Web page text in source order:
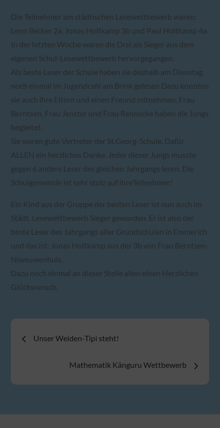
Die Teilnehmer am städtischen Lesewettbewerb waren:
Leon Becker 2a, Jonas Holtkamp 3b und Paul Holtkamp 4a.
In der letzten Woche waren die Drei als Sieger aus dem
eigenen Schul-Lesewettbewerb hervorgegangen.
Als beste Leser der Schule haben sie deshalb am Dienstag
noch einmal im Jugendcafé am Brink gelesen Dazu konnten
sie auch ihre Eltern und einen Freund mitnehmen. Frau
Berntsen, Frau Jenster und Frau Rennecke haben die Jungs
begleitet.
Sie waren gute Vertreter der St.Georg-Schule. Dafür
ALLEN ein herzliches Danke. Jeder dieser Jungs musste
gegen 6 andere Leser des gleichen Jahrgangs lesen. Die
Schulgemeinde ist sehr stolz auf ihreTeilnehmer!
Ein Kind aus der Gruppe der besten Leser ist nun auch im
Städt. Lesewettbewerb Sieger geworden. Er ist also der
beste Leser des Jahrgangs aller Grundschulen in Emmerich
und das ist: Jonas Holtkamp aus der 3b von Frau Berntsen-
Niweuwenhuis.
Dazu noch einmal an dieser Stelle allen einen Herzlichen
Glückwunsch.
Beitragsnavigation
Unser Weiden-Tipi steht!
Mathematik Känguru Wettbewerb